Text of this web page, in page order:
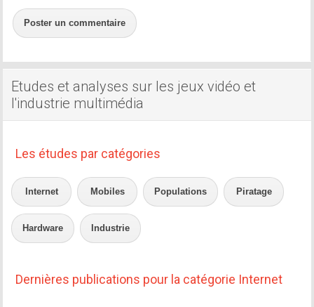
Poster un commentaire
Etudes et analyses sur les jeux vidéo et
l'industrie multimédia
Les études par catégories
Internet Mobiles Populations Piratage
Hardware Industrie
Dernières publications pour la catégorie Internet